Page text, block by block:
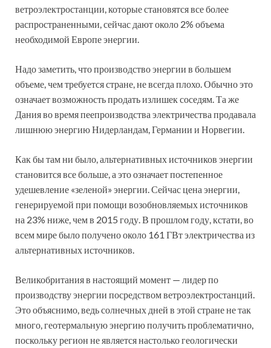
ветроэлектростанции, которые становятся все более
распространенными, сейчас дают около 2% объема
необходимой Европе энергии.
Надо заметить, что производство энергии в большем
объеме, чем требуется стране, не всегда плохо. Обычно это
означает возможность продать излишек соседям. Та же
Дания во время пеепроизводства электричества продавала
лишнюю энергию Нидерландам, Германии и Норвегии.
Как бы там ни было, альтернативных источников энергии
становится все больше, а это означает постепенное
удешевление «зеленой» энергии. Сейчас цена энергии,
генерируемой при помощи возобновляемых источников
на 23% ниже, чем в 2015 году. В прошлом году, кстати, во
всем мире было получено около 161 ГВт электричества из
альтернативных источников.
Великобритания в настоящий момент — лидер по
производству энергии посредством ветроэлектростанций.
Это объяснимо, ведь солнечных дней в этой стране не так
много, геотермальную энергию получить проблематично,
поскольку регион не является настолько геологически